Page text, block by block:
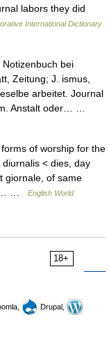
labors they did
International Dictionary
bei
Zeitung; J. ismus,
arbeitet. Journal
Anstalt oder… …
of worship for the
< dies, day
giornale, of same
…
English World
18+
Drupal,